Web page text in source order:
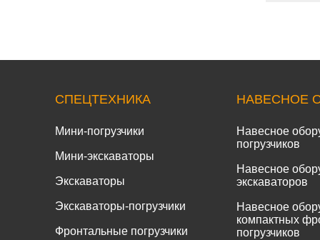
СПЕЦТЕХНИКА
Мини-погрузчики
Мини-экскаваторы
Экскаваторы
Экскаваторы-погрузчики
Фронтальные погрузчики
НАВЕСНОЕ
Навесное
погрузчиков
Навесное
экскаваторов
Навесное
компактных
погрузчиков